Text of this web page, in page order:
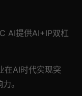
AI提供AI+IP双杠
在AI时代实现突
。